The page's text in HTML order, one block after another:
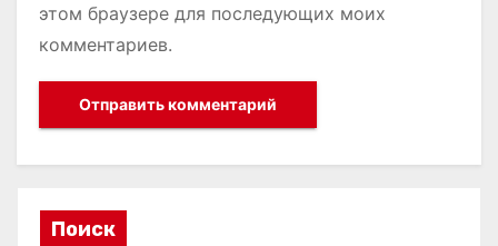
этом браузере для последующих моих
комментариев.
Поиск